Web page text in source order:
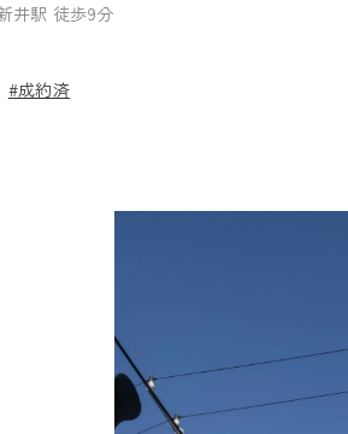
井駅 徒歩9分
#成約済